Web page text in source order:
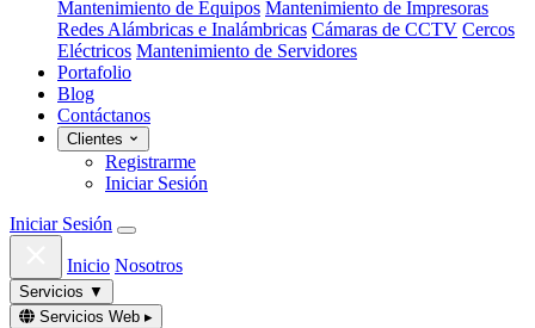
Mantenimiento de Equipos Mantenimiento de Impresoras
Redes Alámbricas e Inalámbricas Cámaras de CCTV Cercos
Eléctricos Mantenimiento de Servidores
Portafolio
Blog
Contáctanos
Clientes
Registrarme
Iniciar Sesión
Iniciar Sesión
Inicio Nosotros
Servicios ▼
Servicios Web ▸